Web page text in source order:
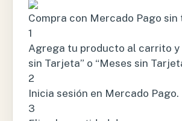
Compra con Mercado Pago
1
Agrega tu producto al carrito y
sin Tarjeta” o “Meses sin
2
Inicia sesión en Mercado Pago.
3